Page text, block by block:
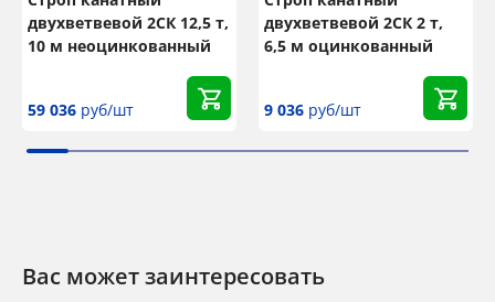
двухветвевой 2СК 12,5 т,
10 м неоцинкованный
59 036 руб/шт
двухветвевой 2СК 2 т,
6,5 м оцинкованный
9 036 руб/шт
Вас может заинтересовать